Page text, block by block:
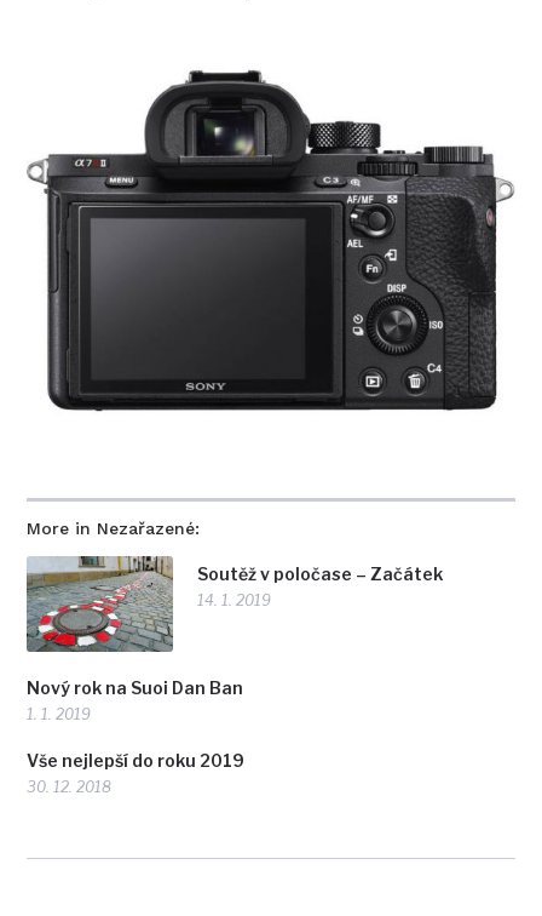
More in Nezařazené:
Soutěž v poločase – Začátek
14. 1. 2019
Nový rok na Suoi Dan Ban
1. 1. 2019
Vše nejlepší do roku 2019
30. 12. 2018